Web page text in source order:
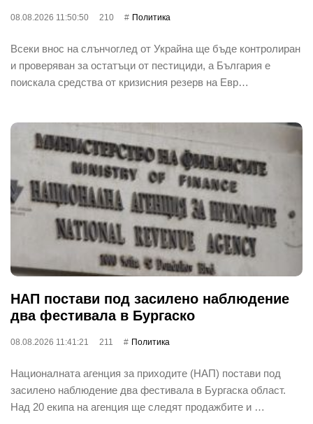
08.08.2026 11:50:50 210 Политика
Всеки внос на слънчоглед от Украйна ще бъде контролиран
и проверяван за остатъци от пестициди, а България е
поискала средства от кризисния резерв на Евр…
НАП постави под засилено наблюдение
два фестивала в Бургаско
08.08.2026 11:41:21 211 Политика
Националната агенция за приходите (НАП) постави под
засилено наблюдение два фестивала в Бургаска област.
Над 20 екипа на агенция ще следят продажбите и …